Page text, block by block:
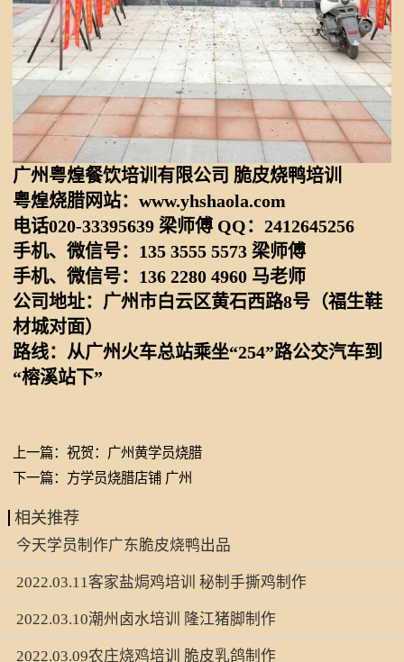
广州粤煌餐饮培训有限公司 脆皮烧鸭培训
粤煌烧腊网站：www.yhshaola.com
电话020-33395639 梁师傅 QQ：2412645256
手机、微信号：135 3555 5573 梁师傅
手机、微信号：136 2280 4960 马老师
公司地址：广州市白云区黄石西路8号（福生鞋
材城对面）
路线：从广州火车总站乘坐“254”路公交汽车到
“榕溪站下”
上一篇： 祝贺：广州黄学员烧腊
下一篇： 方学员烧腊店铺 广州
相关推荐
今天学员制作广东脆皮烧鸭出品
2022.03.11客家盐焗鸡培训 秘制手撕鸡制作
2022.03.10潮州卤水培训 隆江猪脚制作
2022.03.09农庄烧鸡培训 脆皮乳鸽制作